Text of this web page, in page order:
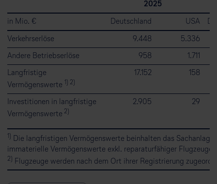
2025
in Mio. € Deutschland USA
Verkehrserlöse 9.448 5.336
Andere Betriebserlöse 958 1.711
Langfristige
Vermögenswerte 1) 2)
17.152 158
Investitionen in langfristige
Vermögenswerte 2)
2.905 29
1)
Die langfristigen Vermögenswerte beinhalten das
immaterielle Vermögenswerte exkl. reparaturfähiger
2) Flugzeuge werden nach dem Ort ihrer Registrierung